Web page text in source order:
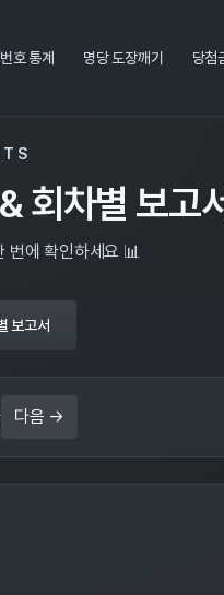
호 통계 명당 도장깨기 당첨
회차별 보고
번에 확인하세요 📊
보고서
다음 →